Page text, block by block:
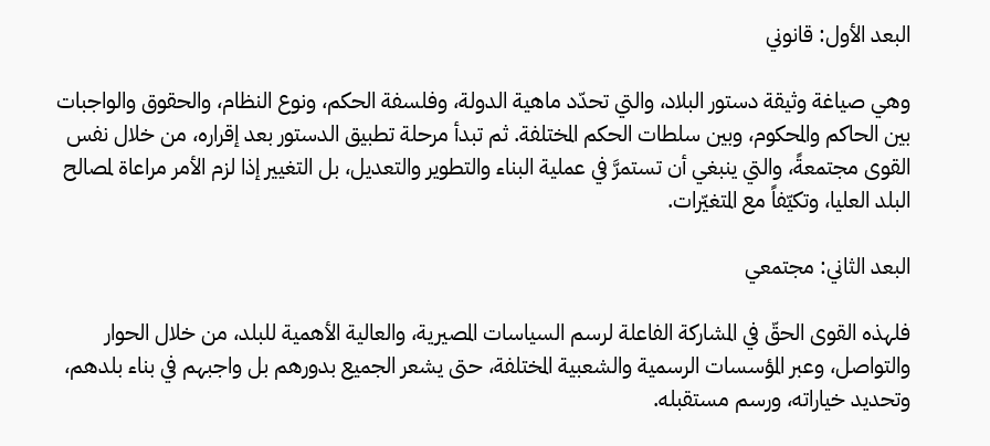
البعد الأول: قانوني
وهي صياغة وثيقة دستور البلاد، والتي تحدّد ماهية الدولة، وفلسفة الحكم، ونوع النظام، والحقوق والواجبات
بين الحاكم والمحكوم، وبين سلطات الحكم المختلفة. ثم تبدأ مرحلة تطبيق الدستور بعد إقراره، من خلال نفس
القوى مجتمعةً، والتي ينبغي أن تستمرَّ في عملية البناء والتطوير والتعديل، بل التغيير إذا لزم الأمر مراعاة لمصالح
البلد العليا، وتكيّفاً مع المتغيّرات.
البعد الثاني: مجتمعي
فلهذه القوى الحقّ في المشاركة الفاعلة لرسم السياسات المصيرية، والعالية الأهمية للبلد، من خلال الحوار
والتواصل، وعبر المؤسسات الرسمية والشعبية المختلفة، حتى يشعر الجميع بدورهم بل واجبهم في بناء بلدهم،
وتحديد خياراته، ورسم مستقبله.